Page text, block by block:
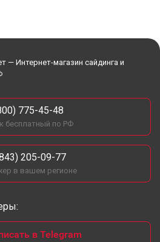
— Интернет-магазин сайдинга и
775-45-48
бесплатный по РФ
205-09-77
в вашем регионе
в Telegram